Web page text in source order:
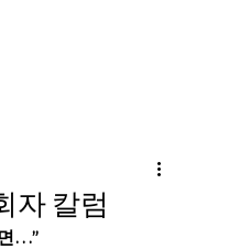
자 칼럼
…”